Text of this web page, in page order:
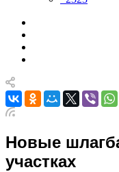
Новые
участках